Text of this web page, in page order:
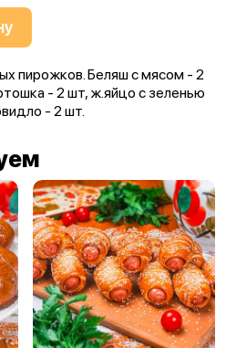
пирожков. Беляш с мясом - 2
- 2 шт, ж.яйцо с зеленью
- 2 шт.